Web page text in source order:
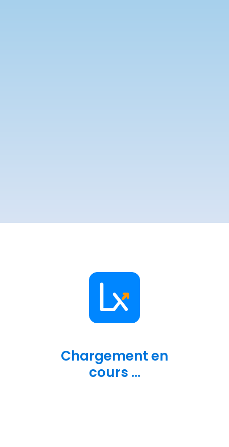
Chargement en
cours ...